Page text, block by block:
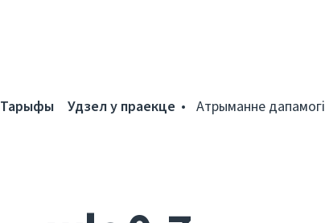
Тарыфы Удзел у праекце Атрыманне дапамогі